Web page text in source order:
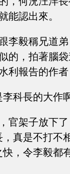
能認出來。
李毅稱兄道
的，拍著腦
利報告的作
科長的大作
官架子放下
真是不打不
快，令李毅都